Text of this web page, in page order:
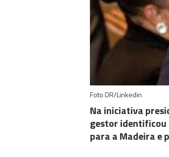
Foto DR/Linkedin
Na iniciativa
gestor identificou
para a Madeira e